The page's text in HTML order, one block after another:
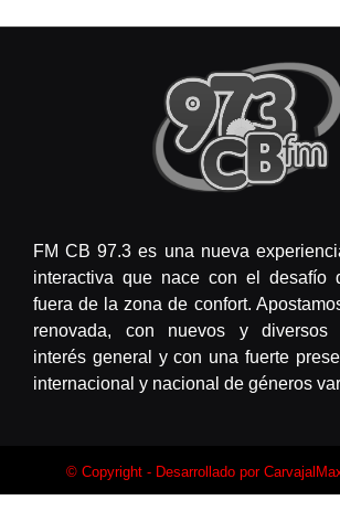
FM CB 97.3 es una nueva
interactiva que nace con el desafío
fuera de la zona de confort.
renovada, con nuevos y diversos
interés general y con una fuerte
internacional y nacional de géneros
© Copyright - Desarrollado por